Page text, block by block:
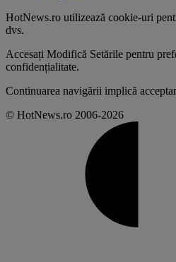
HotNews.ro utilizează cookie-uri
dvs.
Accesați Modifică Setările pentru
confidențialitate.
Continuarea navigării implică
© HotNews.ro 2006-2026